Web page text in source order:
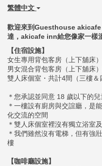
繁體中文
歡迎來到Guesthouse akicafe
達，akicafe inn給您像家一樣
【住宿設施】
女生專用背包客房（上下舖床
男女混合背包客房（上下舖床
雙人床個室・共計4間（三樓＆
＊您承認並同意 18 歲以下的兒
＊一樓設有廚房與交誼廳，是
化交流的空間
＊雙人床個室裡沒有獨立浴室
＊我們雖然沒有電梯，但有強
樓
【咖啡廳設施】